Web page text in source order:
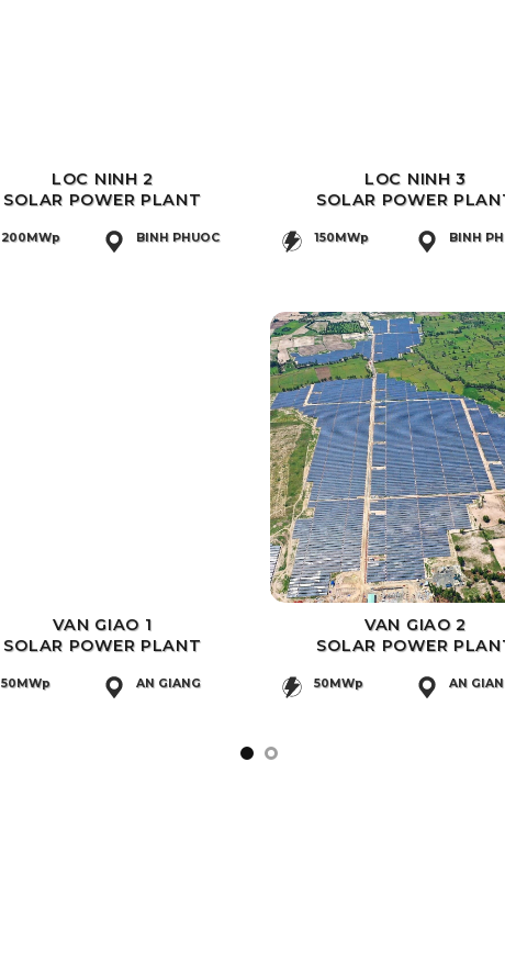
LOC NINH 2
SOLAR POWER PLANT
200MWp BINH PHUOC
VAN GIAO 1
SOLAR POWER PLANT
50MWp AN GIANG
LOC NINH 3
SOLAR POWER
150MWp BINH
VAN GIAO 2
SOLAR POWER
50MWp AN